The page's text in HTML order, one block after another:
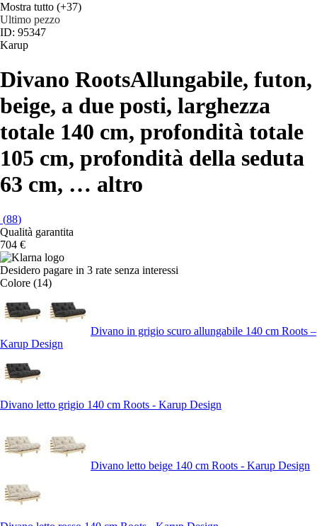
Mostra tutto (+37)
Ultimo pezzo
ID: 95347
Karup
Divano RootsAllungabile, futon,
beige, a due posti, larghezza
totale 140 cm, profondità totale
105 cm, profondità della seduta
63 cm, … altro
(88)
Qualità garantita
704 €
Desidero pagare in 3 rate senza interessi
Colore (14)
Divano in grigio scuro allungabile 140 cm Roots –
Karup Design
Divano letto grigio 140 cm Roots - Karup Design
Divano letto beige 140 cm Roots - Karup Design